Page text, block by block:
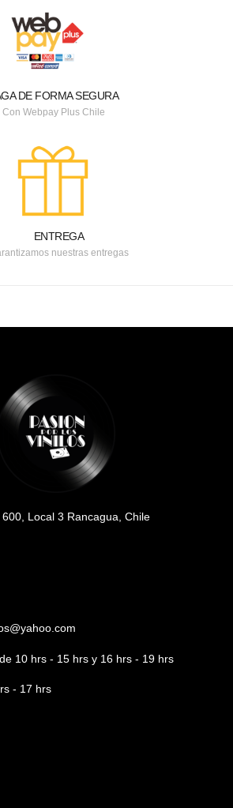
DE FORMA SEGURA
Con Webpay Plus Chile
ENTREGA
nuestras entregas
Local 3 Rancagua, Chile
10 hrs - 15 hrs y 16 hrs - 19 hrs
- 17 hrs